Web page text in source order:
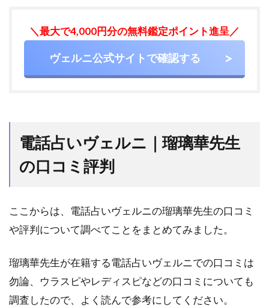
話占
（せ
ゅ
5.2
2.電
ェル
ニ｜
＼最大で4,000円分の無料鑑定ポイント進呈／
ヴェルニ公式サイトで確認する
電話占いヴェルニ｜瑠璃華先生
の口コミ評判
ここからは、電話占いヴェルニの瑠璃華先生の口コミ
や評判について調べてことをまとめてみました。
瑠璃華先生が在籍する電話占いヴェルニでの口コミは
勿論、ウラスピやレディスピなどの口コミについても
調査したので、よく読んで参考にしてください。